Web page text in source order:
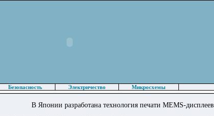
Безопасность Электричество
Микросхемы
В Японии разработана технология печати MEMS-дисплеев